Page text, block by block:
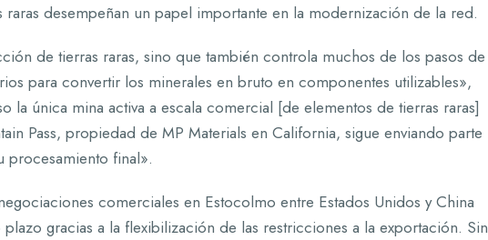
raras desempeñan un papel importante en la modernización de la red.
de tierras raras, sino que también controla muchos de los pasos de
para convertir los minerales en bruto en componentes utilizables»,
la única mina activa a escala comercial [de elementos de tierras raras]
Pass, propiedad de MP Materials en California, sigue enviando parte
procesamiento final».
comerciales en Estocolmo entre Estados Unidos y China
gracias a la flexibilización de las restricciones a la exportación. Sin